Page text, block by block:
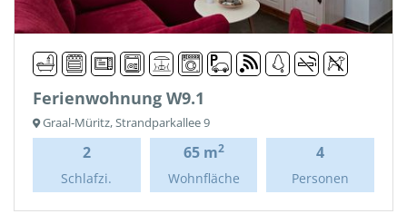
Ferienwohnung W9.1
Graal-Müritz, Strandparkallee 9
2
Schlafzi.
65 m2
Wohnfläche
4
Personen